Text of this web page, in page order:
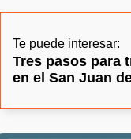
Te puede interesar:
Tres pasos para
en el San Juan